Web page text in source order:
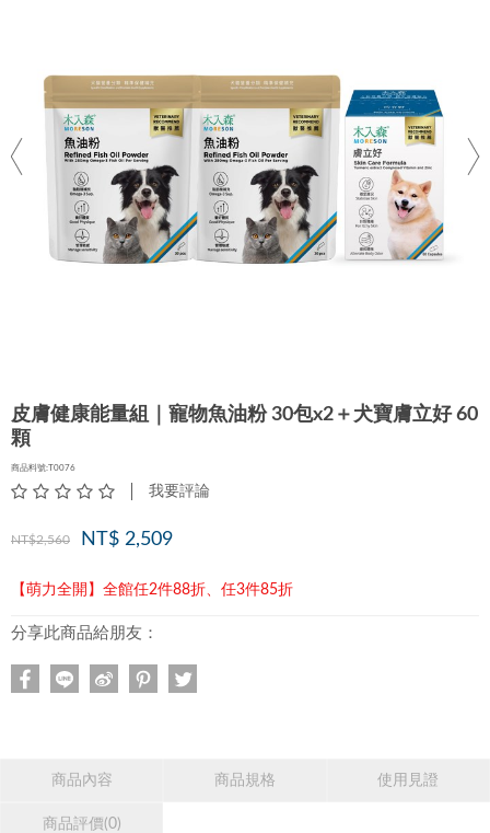
分享此商品給朋友：
皮膚健康能量組｜寵物魚油粉 30包x2＋犬寶膚立好 60
顆
商品料號:T0076
我要評論
NT$2,560 NT$ 2,509
【萌力全開】全館任2件88折、任3件85折
商品內容 商品規格 使用見證
商品評價(0)